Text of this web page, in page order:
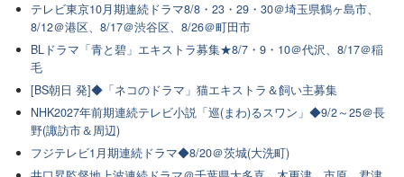
テレビ東京10月期連続ドラマ8/8・23・29・30＠埼玉県鶴ヶ島市、
8/12＠港区、8/17＠渋谷区、8/26＠町田市
BLドラマ「青と碧」エキストラ募集★8/7・9・10＠代沢、8/17＠稲
毛
[BS朝日 発]◆「ネコのドラマ」猫エキストラ＆飼い主募集
NHK2027年前期連続テレビ小説「巡(まわ)るスワン」◆9/2～25＠長
野(諏訪市＆周辺)
フジテレビ1月期連続ドラマ◆8/20＠茨城(大洗町)